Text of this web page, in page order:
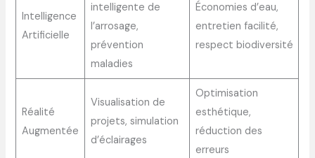
Intelligence
Artificielle
intelligente de
l’arrosage,
prévention
maladies
Économies d’eau,
entretien facilité,
respect biodiversité
Réalité
Augmentée
Visualisation de
projets, simulation
d’éclairages
Optimisation
esthétique,
réduction des
erreurs